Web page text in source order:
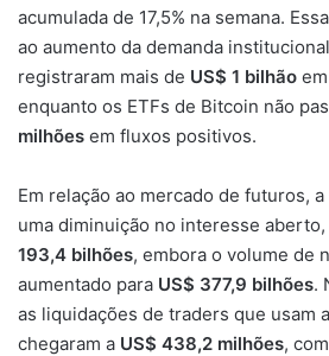
acumulada de 17,5% na semana.
ao aumento da demanda
registraram mais de US$ 1 bilhão
enquanto os ETFs de Bitcoin não
milhões em fluxos positivos.
Em relação ao mercado de futuros, a
uma diminuição no interesse
193,4 bilhões, embora o volume de
aumentado para US$ 377,9 bilhões.
as liquidações de traders que usam
chegaram a US$ 438,2 milhões,